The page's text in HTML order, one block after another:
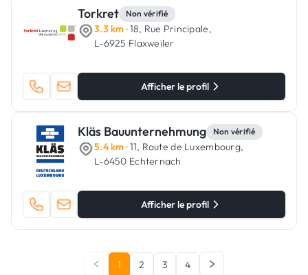
Torkret Non vérifié
3.3 km · 18, Rue Principale,
L-6925 Flaxweiler
Afficher le profil
Kläs Bauunternehmung Non vérifié
5.4 km · 11, Route de Luxembourg,
L-6450 Echternach
Afficher le profil
1 2 3 4